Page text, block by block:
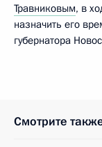
Травниковым, в
назначить его
губернатора
Смотрите